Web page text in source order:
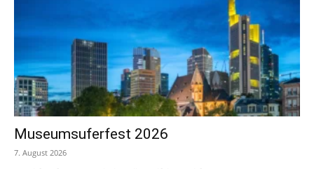
Museumsuferfest 2026
7. August 2026